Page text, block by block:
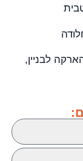
לבניין,